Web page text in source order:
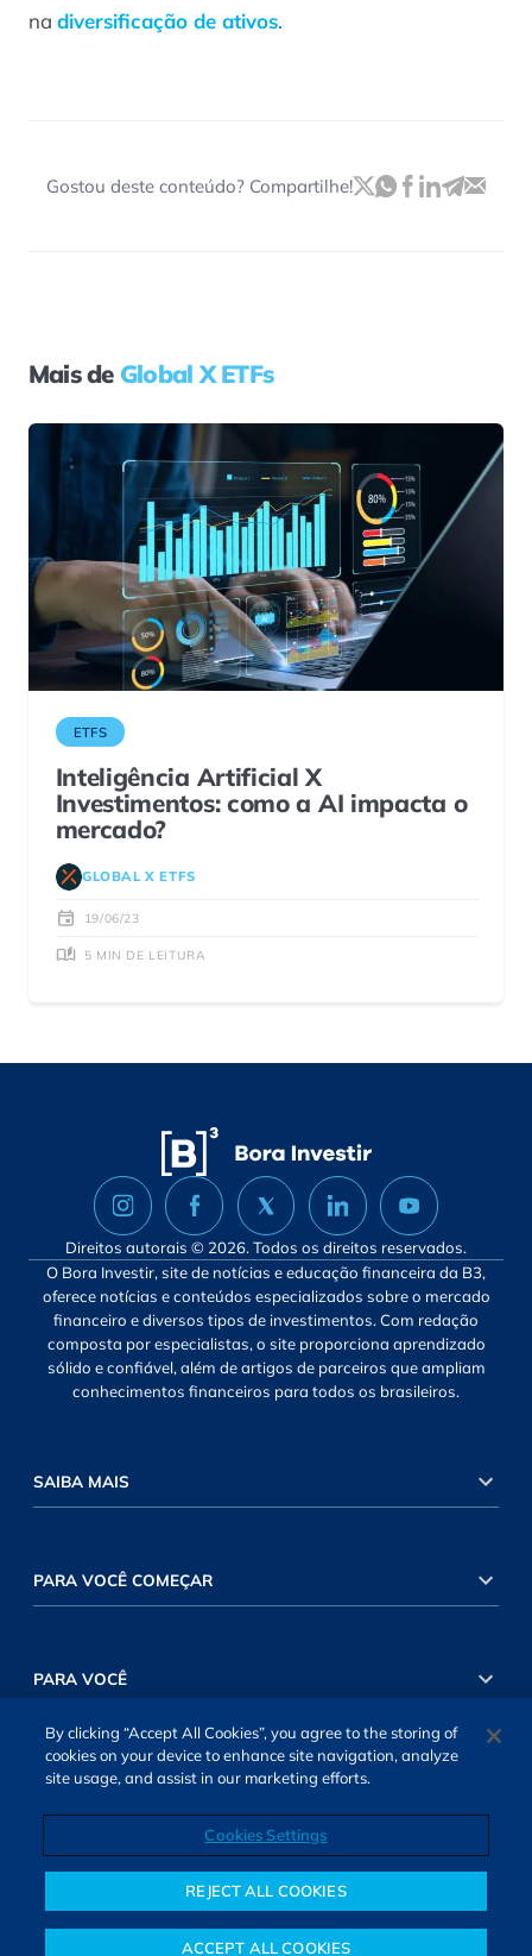
na diversificação de ativos.
Gostou deste conteúdo? Compartilhe!
Mais de Global X ETFs
ETFS
Inteligência Artificial X
Investimentos: como a AI impacta o
mercado?
GLOBAL X ETFS
19/06/23
5 MIN DE LEITURA
Direitos autorais © 2026. Todos os direitos reservados.
O Bora Investir, site de notícias e educação financeira da B3,
oferece notícias e conteúdos especializados sobre o mercado
financeiro e diversos tipos de investimentos. Com redação
composta por especialistas, o site proporciona aprendizado
sólido e confiável, além de artigos de parceiros que ampliam
conhecimentos financeiros para todos os brasileiros.
SAIBA MAIS
PARA VOCÊ COMEÇAR
PARA VOCÊ
INVESTIMENTOS RENDA VARIÁVEL
INVESTIMENTOS RENDA FIXA
By clicking “Accept All Cookies”, you agree to the storing of
cookies on your device to enhance site navigation, analyze
site usage, and assist in our marketing efforts.
Cookies Settings
REJECT ALL COOKIES
ACCEPT ALL COOKIES